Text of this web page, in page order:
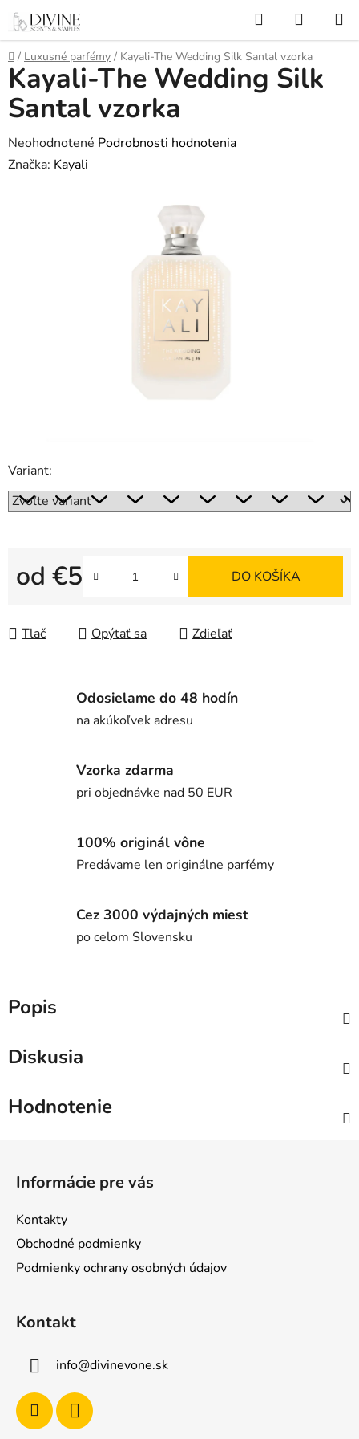
Prejsť
obsah
Hľadať
KOŠÍK
Domov
/ Luxusné parfémy / Kayali-The Wedding Silk Santal vzorka
Variant:
od €5
Jednotková cena:
DO KOŠÍKA
Tlač Opýtať sa Zdieľať
Kayali-The Wedding Silk
Santal vzorka
Priemerné
hodnotenie
Neohodnotené Podrobnosti hodnotenia
Značka: Kayali
Odosielame do 48 hodín
na akúkoľvek adresu
Vzorka zdarma
pri objednávke nad 50 EUR
100% originál vône
Predávame len originálne parfémy
Cez 3000 výdajných miest
po celom Slovensku
Popis
Diskusia
Hodnotenie
Informácie pre vás
Kontakty
Obchodné podmienky
Podmienky ochrany osobných údajov
Kontakt
info@divinevone.sk